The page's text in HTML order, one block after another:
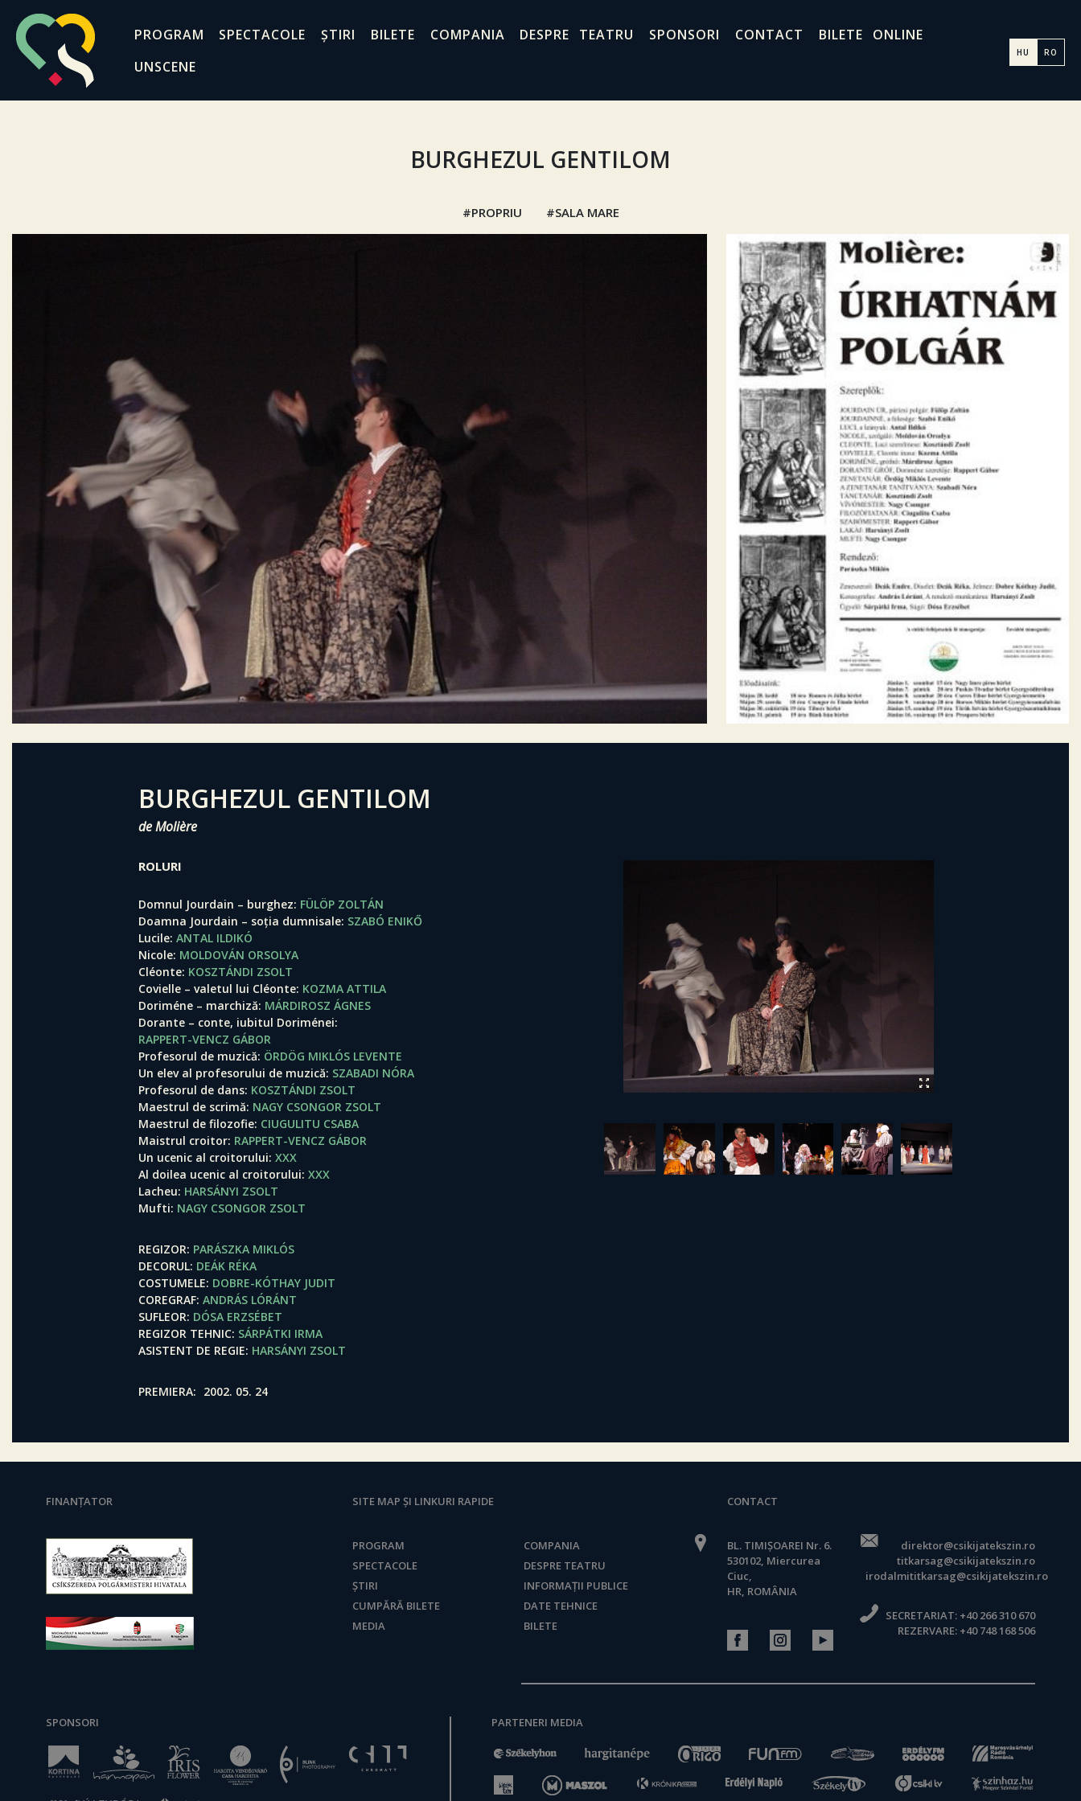
PROGRAM SPECTACOLE ȘTIRI BILETE COMPANIA DESPRE TEATRU SPONSORI CONTACT
BILETE ONLINE
UNSCENE
HU RO
BURGHEZUL GENTILOM
PROPRIU SALA MARE
BURGHEZUL GENTILOM
de Molière
ROLURI
Domnul Jourdain – burghez FÜLÖP ZOLTÁN
Doamna Jourdain – soția dumnisale SZABÓ ENIKŐ
Lucile ANTAL ILDIKÓ
Nicole MOLDOVÁN ORSOLYA
Cléonte KOSZTÁNDI ZSOLT
Covielle – valetul lui Cléonte KOZMA ATTILA
Doriméne – marchiză MÁRDIROSZ ÁGNES
Dorante – conte, iubitul Doriménei
RAPPERT-VENCZ GÁBOR
Profesorul de muzică ÖRDÖG MIKLÓS LEVENTE
Un elev al profesorului de muzică SZABADI NÓRA
Profesorul de dans KOSZTÁNDI ZSOLT
Maestrul de scrimă NAGY CSONGOR ZSOLT
Maestrul de filozofie CIUGULITU CSABA
Maistrul croitor RAPPERT-VENCZ GÁBOR
Un ucenic al croitorului XXX
Al doilea ucenic al croitorului XXX
Lacheu HARSÁNYI ZSOLT
Mufti NAGY CSONGOR ZSOLT
REGIZOR PARÁSZKA MIKLÓS
DECORUL DEÁK RÉKA
COSTUMELE DOBRE-KÓTHAY JUDIT
COREGRAF ANDRÁS LÓRÁNT
SUFLEOR DÓSA ERZSÉBET
REGIZOR TEHNIC SÁRPÁTKI IRMA
ASISTENT DE REGIE HARSÁNYI ZSOLT
PREMIERA 2002. 05. 24
FINANȚATOR SITE MAP ȘI LINKURI RAPIDE
PROGRAM
SPECTACOLE
ȘTIRI
CUMPĂRĂ BILETE
MEDIA
COMPANIA
DESPRE TEATRU
INFORMAȚII PUBLICE
DATE TEHNICE
BILETE
CONTACT
BL. TIMIȘOAREI Nr. 6.
530102, Miercurea
Ciuc,
HR, ROMÂNIA
direktor@csikijatekszin.ro
titkarsag@csikijatekszin.ro
irodalmititkarsag@csikijatekszin.ro
SECRETARIAT: +40 266 310 670
REZERVARE: +40 748 168 506
SPONSORI PARTENERI MEDIA